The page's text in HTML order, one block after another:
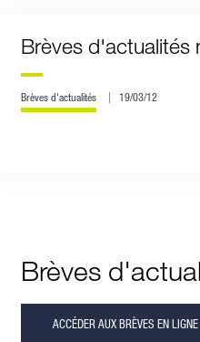
Brèves d'actualités
Brèves d'actualités 19/03/12
Brèves
ACCÉDER AUX BRÈVES EN LIGNE